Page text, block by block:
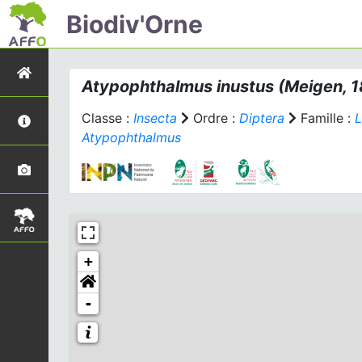
Biodiv'Orne
Atypophthalmus inustus (Meigen,
Classe : Insecta Ordre : Diptera Famille :
Atypophthalmus
+
-